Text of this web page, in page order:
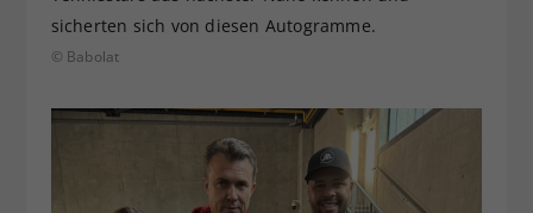
sicherten sich von diesen Autogramme.
© Babolat